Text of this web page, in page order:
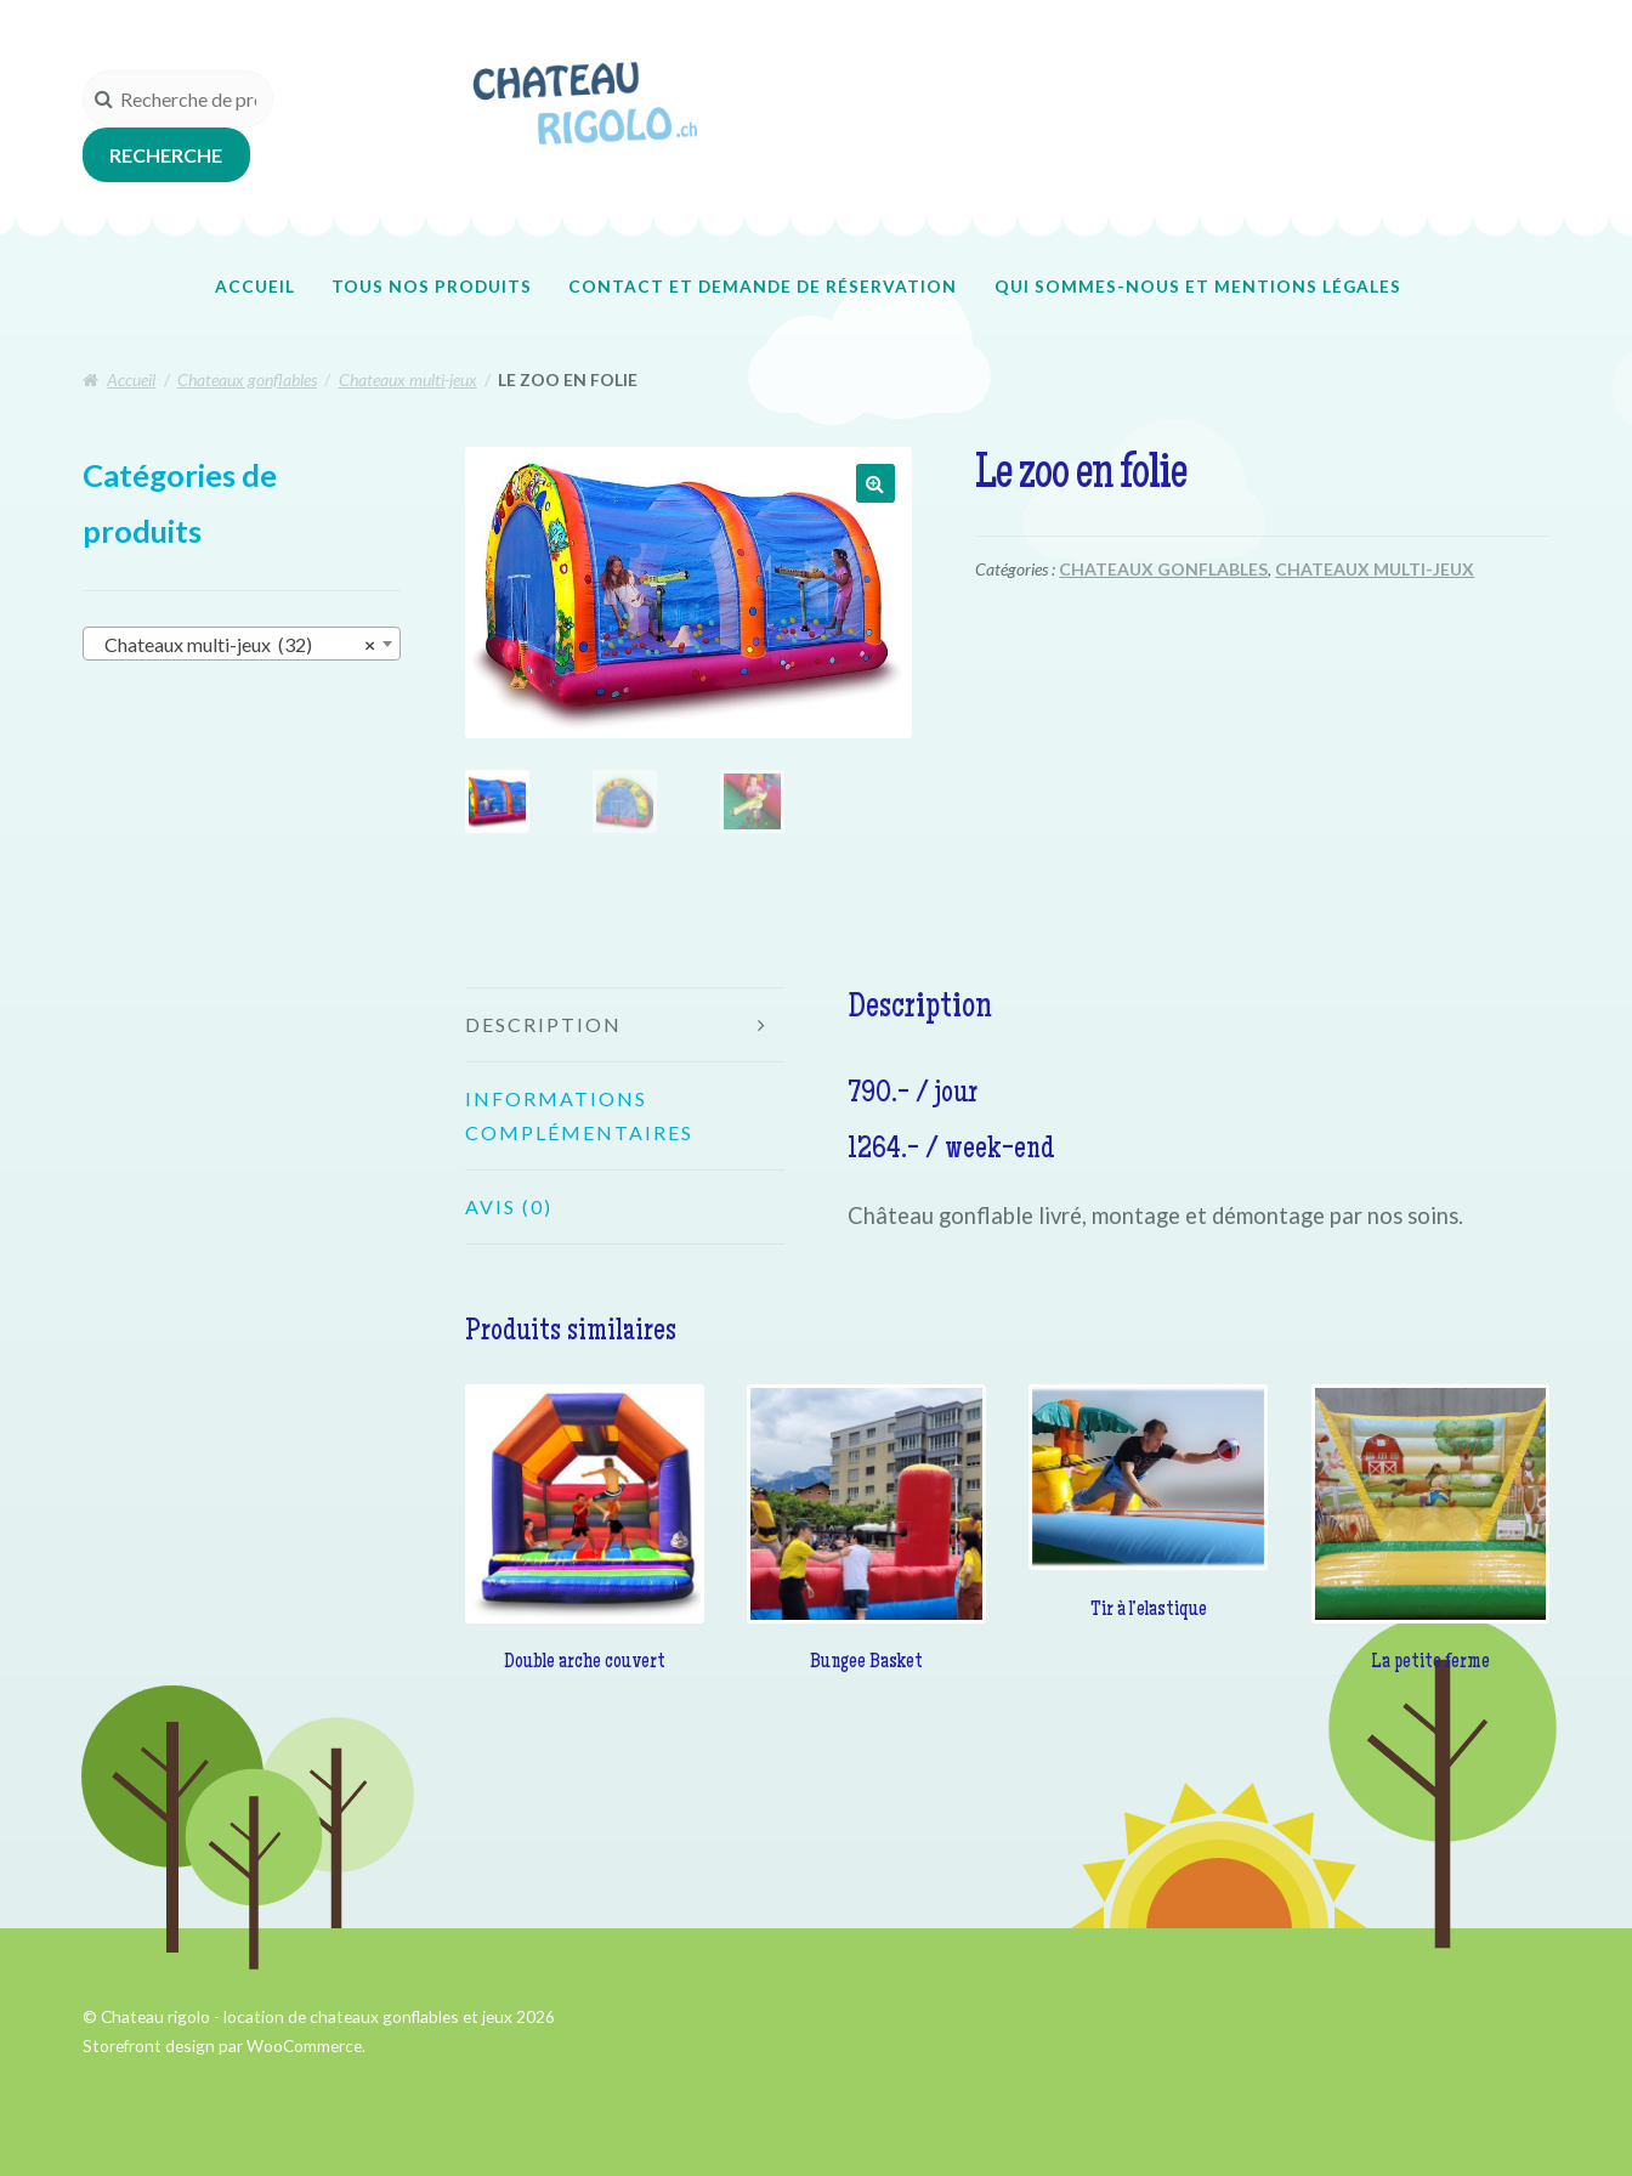
navigation
Recherche
RECHERCHE
ACCUEIL TOUS NOS PRODUITS CONTACT ET DEMANDE DE RÉSERVATION QUI SOMMES-NOUS ET MENTIONS LÉGALES
Accueil / Chateaux gonflables / Chateaux multi-jeux / LE ZOO EN FOLIE
Le zoo en folie
Catégories : CHATEAUX GONFLABLES, CHATEAUX MULTI-JEUX
DESCRIPTION
INFORMATIONS
COMPLÉMENTAIRES
AVIS (0)
Description
790.- / jour
1264.- / week-end
Château gonflable livré, montage et démontage par nos soins.
Produits similaires
Double arche couvert Bungee Basket
Tir à l’elastique
La petite ferme
Catégories de
produits
×
Chateaux multi-jeux (32)
© Chateau rigolo - location de chateaux gonflables et jeux 2026
Storefront design parWooCommerce.